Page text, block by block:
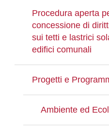
Procedura aperta
concessione di
sui tetti e lastrici
edifici comunali
Progetti e
Ambiente ed